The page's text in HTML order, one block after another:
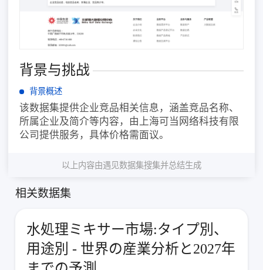
背景与挑战
背景概述
该数据集提供企业竞品相关信息，涵盖竞品名称、
所属企业及简介等内容，由上海可当网络科技有限
公司提供服务，具体价格需面议。
以上内容由遇见数据集搜集并总结生成
相关数据集
水処理ミキサー市場:タイプ別、
用途別 - 世界の産業分析と2027年